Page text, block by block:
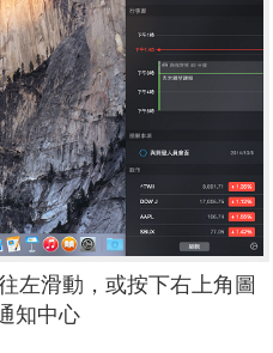
左滑動，或按下右上角圖
知中心